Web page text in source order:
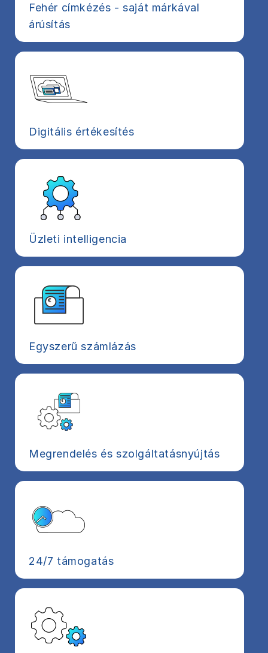
Fehér címkézés - saját márkával
árúsítás
Digitális értékesítés
Üzleti intelligencia
Egyszerű számlázás
Megrendelés és szolgáltatásnyújtás
24/7 támogatás